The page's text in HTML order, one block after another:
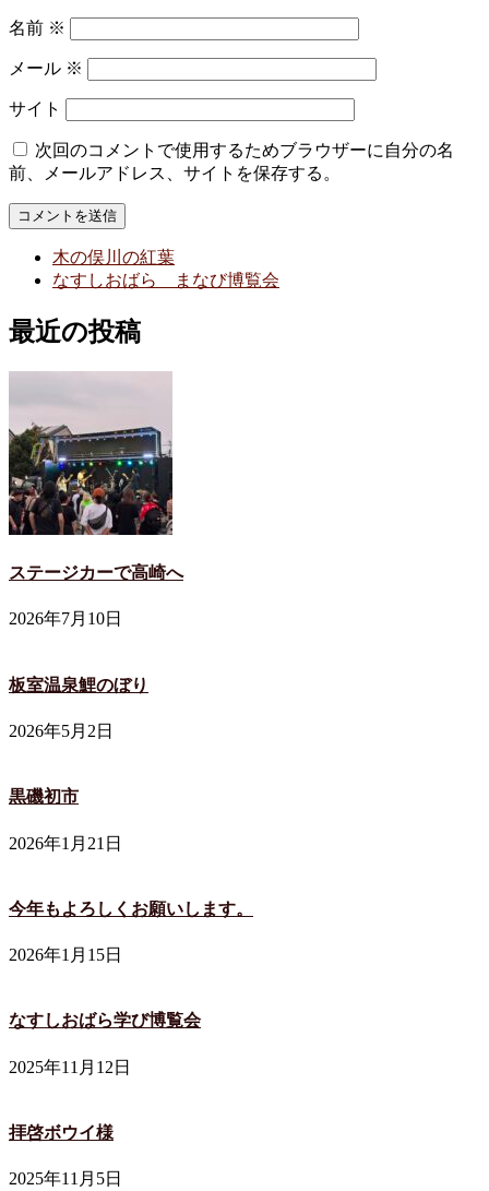
名前 ※
メール ※
サイト
次回のコメントで使用するためブラウザーに自分の名
前、メールアドレス、サイトを保存する。
木の俣川の紅葉
なすしおばら まなび博覧会
最近の投稿
ステージカーで高崎へ
2026年7月10日
板室温泉鯉のぼり
2026年5月2日
黒磯初市
2026年1月21日
今年もよろしくお願いします。
2026年1月15日
なすしおばら学び博覧会
2025年11月12日
拝啓ボウイ様
2025年11月5日